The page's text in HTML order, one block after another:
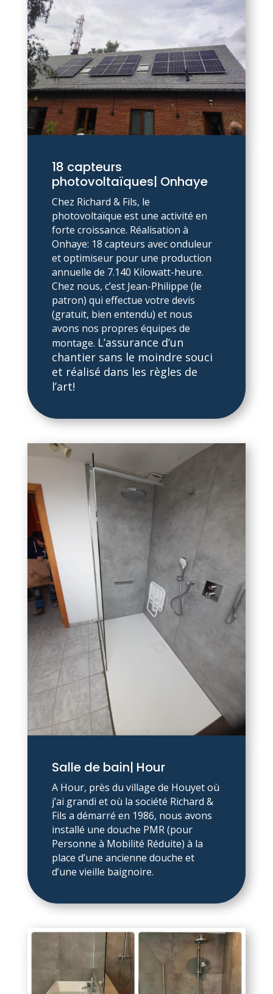
18 capteurs
photovoltaïques| Onhaye
Chez Richard & Fils, le
photovoltaïque est une activité en
forte croissance. Réalisation à
Onhaye: 18 capteurs avec onduleur
et optimiseur pour une production
annuelle de 7.140 Kilowatt-heure.
Chez nous, c’est Jean-Philippe (le
patron) qui effectue votre devis
(gratuit, bien entendu) et nous
avons nos propres équipes de
montage. L’assurance d’un
chantier sans le moindre souci
et réalisé dans les règles de
l’art!
Salle de bain| Hour
A Hour, près du village de Houyet où
j’ai grandi et où la société Richard &
Fils a démarré en 1986, nous avons
installé une douche PMR (pour
Personne à Mobilité Réduite) à la
place d’une ancienne douche et
d’une vieille baignoire.